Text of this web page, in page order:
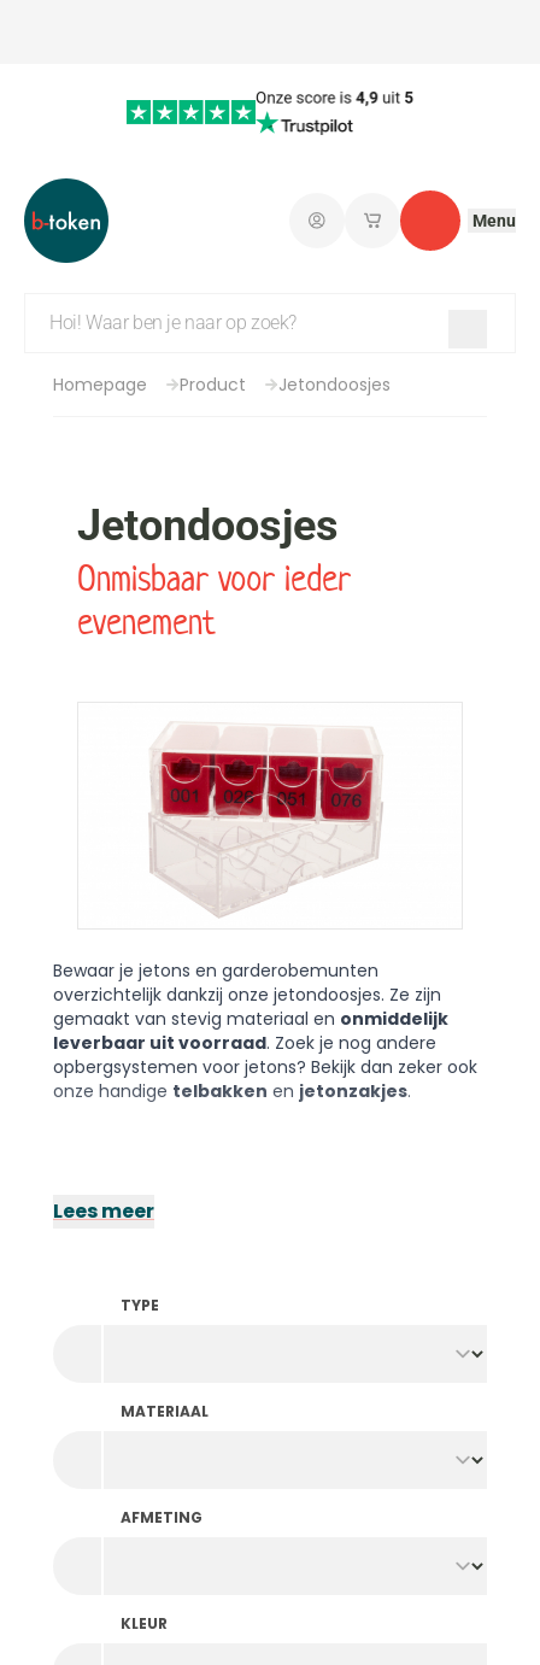
AanmeldenMijn opgeslagen
Contact
Menu
Homepage Product Jetondoosjes
Jetondoosjes
Onmisbaar voor ieder
evenement
Bewaar je jetons en garderobemunten
overzichtelijk dankzij onze jetondoosjes. Ze zijn
gemaakt van stevig materiaal en onmiddelijk
leverbaar uit voorraad. Zoek je nog andere
opbergsystemen voor jetons? Bekijk dan zeker ook
onze handige telbakken en jetonzakjes.
Lees meer
TYPE
MATERIAAL
AFMETING
KLEUR